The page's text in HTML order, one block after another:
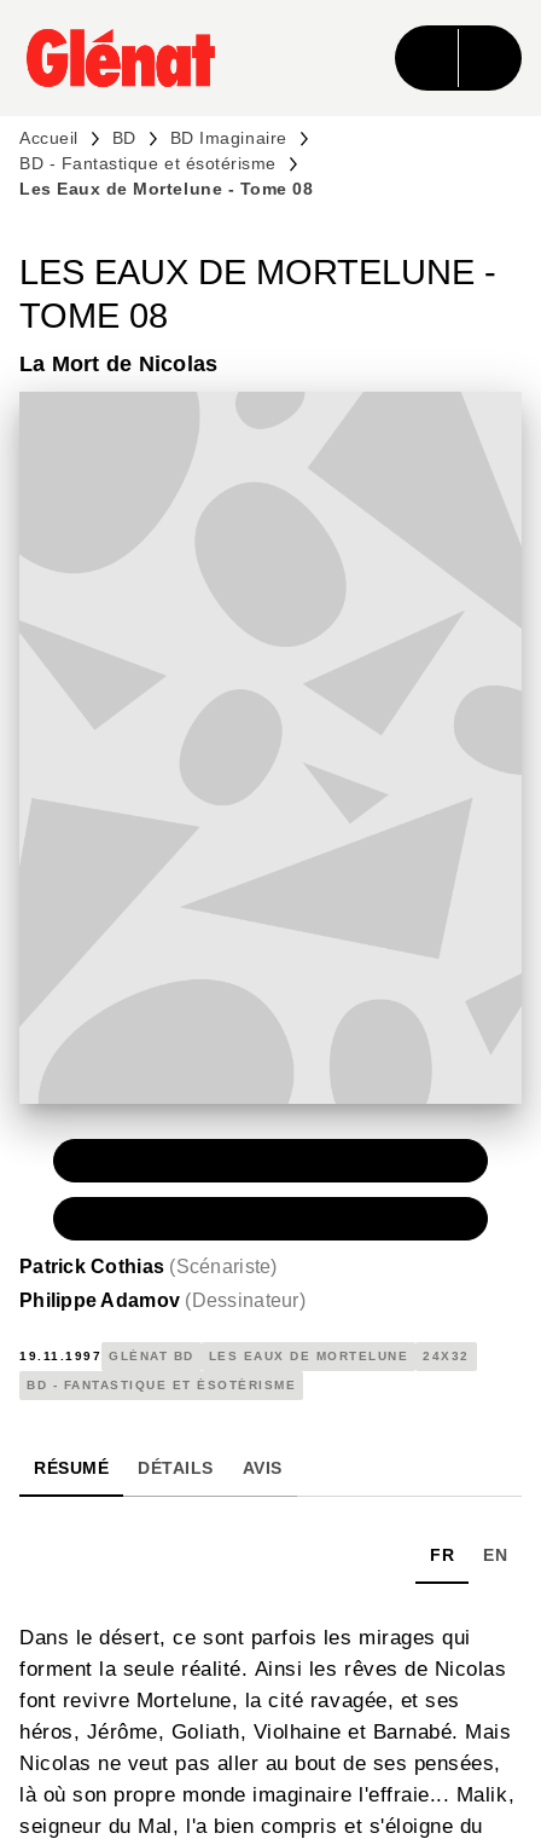
MENU RECHERCHE CONTENU
PIED DE PAGE
Accueil BD
BD Imaginaire
BD - Fantastique et ésotérisme
Les Eaux de Mortelune - Tome 08
LES EAUX DE MORTELUNE -
TOME 08
La Mort de Nicolas
Patrick Cothias (Scénariste)
Philippe Adamov (Dessinateur)
19.11.1997 GLÉNAT BD LES EAUX DE MORTELUNE 24X32
BD - FANTASTIQUE ET ÉSOTÉRISME
RÉSUMÉ DÉTAILS AVIS
FR EN
Dans le désert, ce sont parfois les mirages qui
forment la seule réalité. Ainsi les rêves de Nicolas
font revivre Mortelune, la cité ravagée, et ses
héros, Jérôme, Goliath, Violhaine et Barnabé. Mais
Nicolas ne veut pas aller au bout de ses pensées,
là où son propre monde imaginaire l'effraie... Malik,
seigneur du Mal, l'a bien compris et s'éloigne du